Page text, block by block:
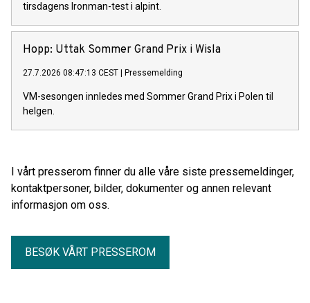
tirsdagens Ironman-test i alpint.
Hopp: Uttak Sommer Grand Prix i Wisla
27.7.2026 08:47:13 CEST Pressemelding
VM-sesongen innledes med Sommer Grand Prix i Polen til
helgen.
I vårt presserom finner du alle våre siste pressemeldinger,
kontaktpersoner, bilder, dokumenter og annen relevant
informasjon om oss.
BESØK VÅRT PRESSEROM